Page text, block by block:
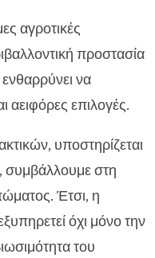
αγροτικές
προστασία
να
αειφόρες επιλογές.
υποστηρίζεται
συμβάλλουμε στη
Έτσι, η
όχι μόνο την
του